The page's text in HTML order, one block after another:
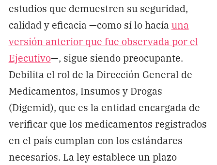
estudios que demuestren su seguridad,
calidad y eficacia —como sí lo hacía una
versión anterior que fue observada por el
Ejecutivo—, sigue siendo preocupante.
Debilita el rol de la Dirección General de
Medicamentos, Insumos y Drogas
(Digemid), que es la entidad encargada de
verificar que los medicamentos registrados
en el país cumplan con los estándares
necesarios. La ley establece un plazo